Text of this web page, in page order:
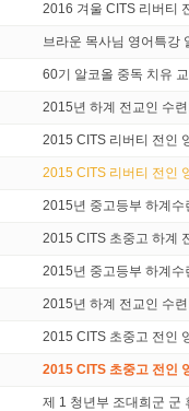
2016 겨울 CITS 리버티
브라운 목사님 영어특강
60기 알코올 중독 치유
2015년 하계 전교인 수
2015 CITS 리버티 전인
2015 CITS 리버티 전인
2015년 중고등부 하계수
2015 CITS 초중고 하계
2015년 중고등부 하계수
2015년 하계 전교인 수련
2015 CITS 초중고 전인
2015 CITS 초중고 전인
제 1 청년부 조대희군 군